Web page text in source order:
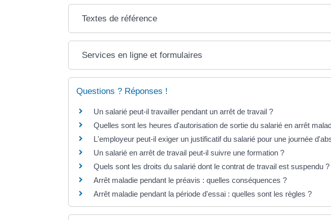
Textes de référence
Services en ligne et formulaires
Questions ? Réponses !
Un salarié peut-il travailler pendant un arrêt de travail ?
Quelles sont les heures d'autorisation de sortie du salarié en arrêt
L'employeur peut-il exiger un justificatif du salarié pour une journée
Un salarié en arrêt de travail peut-il suivre une formation ?
Quels sont les droits du salarié dont le contrat de travail est suspendu ?
Arrêt maladie pendant le préavis : quelles conséquences ?
Arrêt maladie pendant la période d'essai : quelles sont les règles ?